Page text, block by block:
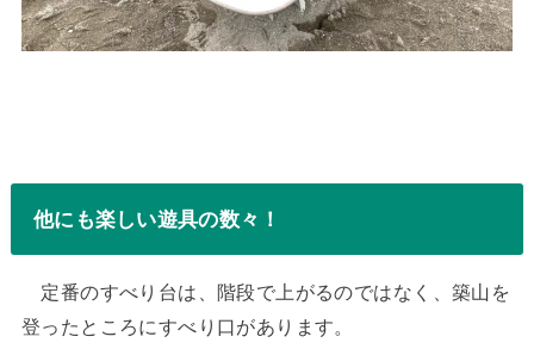
他にも楽しい遊具の数々！
定番のすべり台は、階段で上がるのではなく、築山を
登ったところにすべり口があります。